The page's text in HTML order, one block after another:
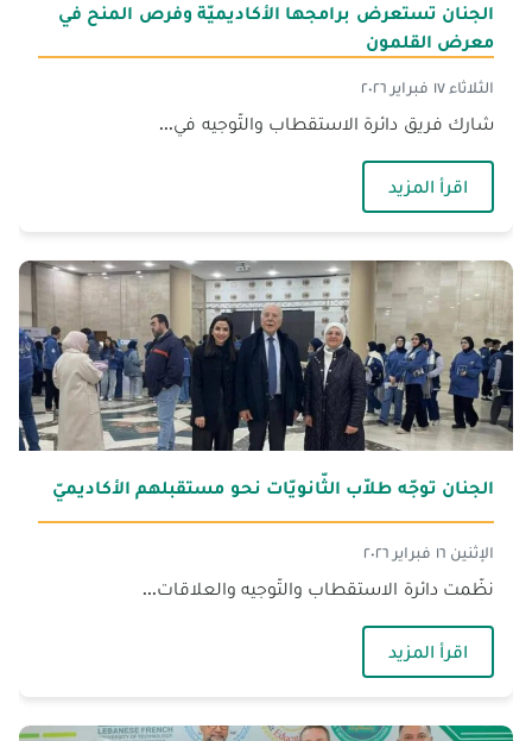
الجنان تستعرض برامجها الأكاديميّة وفرص المنح في
معرض القلمون
الثلاثاء ١٧ فبراير ٢٠٢٦
شارك فريق دائرة الاستقطاب والتّوجيه في...
اقرأ المزيد
الجنان توجّه طلاّب الثّانويّات نحو مستقبلهم الأكاديميّ
الإثنين ١٦ فبراير ٢٠٢٦
نظّمت دائرة الاستقطاب والتّوجيه والعلاقات...
اقرأ المزيد